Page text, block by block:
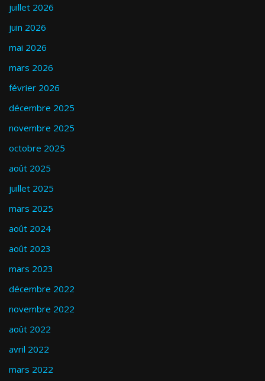
juillet 2026
juin 2026
mai 2026
mars 2026
février 2026
décembre 2025
novembre 2025
octobre 2025
août 2025
juillet 2025
mars 2025
août 2024
août 2023
mars 2023
décembre 2022
novembre 2022
août 2022
avril 2022
mars 2022